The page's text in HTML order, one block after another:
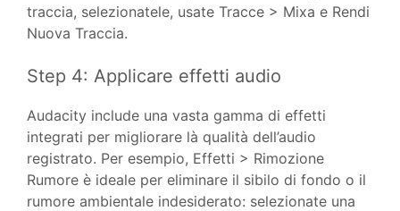
traccia, selezionatele, usate Tracce > Mixa e Rendi
Nuova Traccia.
Step 4: Applicare effetti audio
Audacity include una vasta gamma di effetti
integrati per migliorare là qualità dell’audio
registrato. Per esempio, Effetti > Rimozione
Rumore è ideale per eliminare il sibilo di fondo o il
rumore ambientale indesiderato: selezionate una